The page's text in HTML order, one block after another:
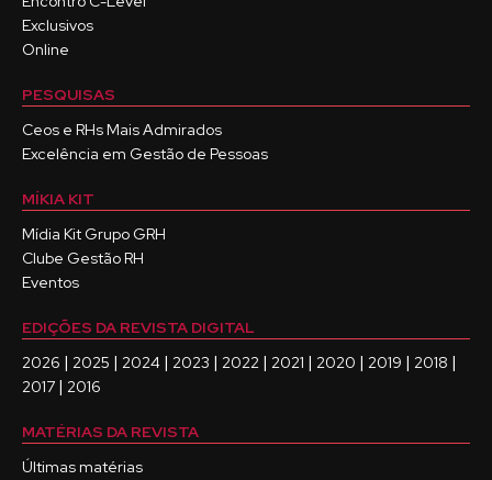
Exclusivos
Online
PESQUISAS
Ceos e RHs Mais Admirados
Excelência em Gestão de Pessoas
MÍKIA KIT
Mídia Kit Grupo GRH
Clube Gestão RH
Eventos
EDIÇÕES DA REVISTA DIGITAL
2026 | 2025 | 2024 | 2023 | 2022 | 2021 | 2020 | 2019 | 2018 |
2017 | 2016
MATÉRIAS DA REVISTA
Últimas matérias